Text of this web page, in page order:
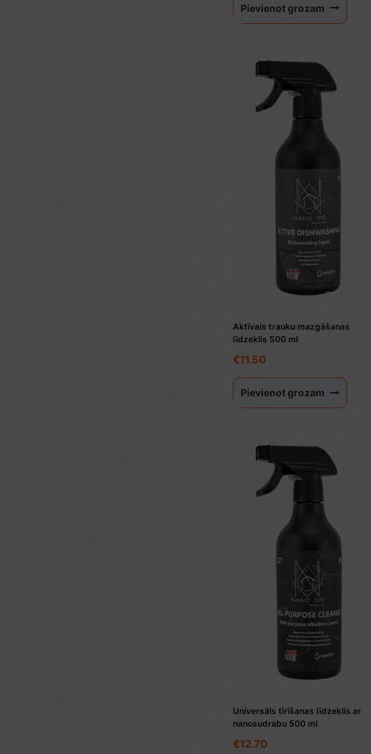
was:
€14.90.
is:
€11.95.
Pievienot grozam
Aktīvais trauku mazgāšanas
līdzeklis 500 ml
€11.50
Pievienot grozam
Universāls tīrīšanas līdzeklis ar
nanosudrabu 500 ml
€12.70